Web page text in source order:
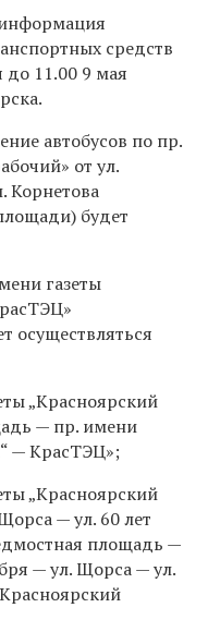
средств
до 11.00 9 мая
автобусов по пр.
от ул.
Корнетова
будет
газеты
осуществляться
„Красноярский
— пр. имени
— КрасТЭЦ»;
„Красноярский
— ул. 60 лет
площадь —
— ул. Щорса — ул.